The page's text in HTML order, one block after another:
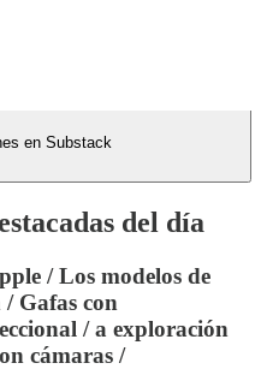
en Substack
del día
/ Los modelos de
Gafas con
/ a exploración
cámaras /